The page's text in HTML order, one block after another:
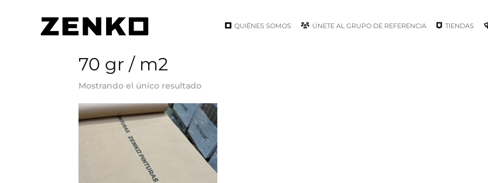
QUIÉNES SOMOS ÚNETE AL GRUPO DE REFERENCIA TIENDAS
70 gr / m2
Mostrando el único resultado